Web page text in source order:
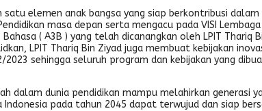
satu elemen anak bangsa yang siap berkontribusi
masa depan serta mengacu pada VISI
( A3B ) yang telah dicanangkan oleh LPIT Thariq
LPIT Thariq Bin Ziyad juga membuat kebijakan
2023 sehingga seluruh program dan kebijakan yang
dalam dunia pendidikan mampu melahirkan
pada tahun 2045 dapat terwujud dan siap